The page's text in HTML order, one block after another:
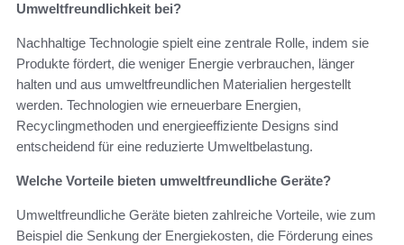
Umweltfreundlichkeit bei?
Nachhaltige Technologie spielt eine zentrale Rolle, indem sie
Produkte fördert, die weniger Energie verbrauchen, länger
halten und aus umweltfreundlichen Materialien hergestellt
werden. Technologien wie erneuerbare Energien,
Recyclingmethoden und energieeffiziente Designs sind
entscheidend für eine reduzierte Umweltbelastung.
Welche Vorteile bieten umweltfreundliche Geräte?
Umweltfreundliche Geräte bieten zahlreiche Vorteile, wie zum
Beispiel die Senkung der Energiekosten, die Förderung eines